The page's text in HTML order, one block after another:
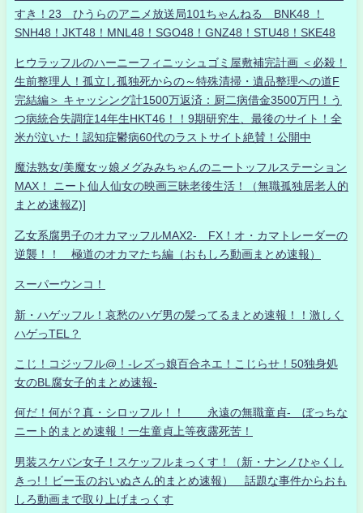
すき！23 ひうらのアニメ放送局101ちゃんねる BNK48 ！
SNH48！JKT48！MNL48！SGO48！GNZ48！STU48！SKE48
ヒウラッフルのハーニーフィニッシュゴミ屋敷補完計画 ＜必殺！
生前整理人！孤立し孤独死からの～特殊清掃・遺品整理への道F
完結編＞ キャッシング計1500万返済：厨二病借金3500万円！う
つ病統合失調症14年生HKT46！！9期研究生、最後のサイト！全
米が泣いた！認知症鬱病60代のラストサイト絶賛！公開中
魔法熟女/美魔女ッ娘メグみみちゃんのニートッフルステーション
MAX！ ニート仙人仙女の映画三昧老後生活！（無職孤独居老人的
まとめ速報Z)]
乙女系腐男子のオカマッフルMAX2- FX！オ・カマトレーダーの
逆襲！！ 極道のオカマたち編（おもしろ動画まとめ速報）
スーパーウンコ！
新・ハゲッフル！哀愁のハゲ男の髪ってるまとめ速報！！激しく
ハゲっTEL？
こじ！コジッフル@！-レズっ娘百合ネエ！こじらせ！50独身処
女のBL腐女子的まとめ速報-
何だ！何が？真・シロッフル！！ 永遠の無職童貞- ぼっちな
ニート的まとめ速報！一生童貞上等夜露死苦！
男装スケバン女子！スケッフルまっくす！（新・ナンノひゃくし
きっ!！ビー玉のおいぬさん的まとめ速報） 話題な事件からおも
しろ動画まで取り上げまっくす